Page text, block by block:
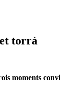
torrà
moments